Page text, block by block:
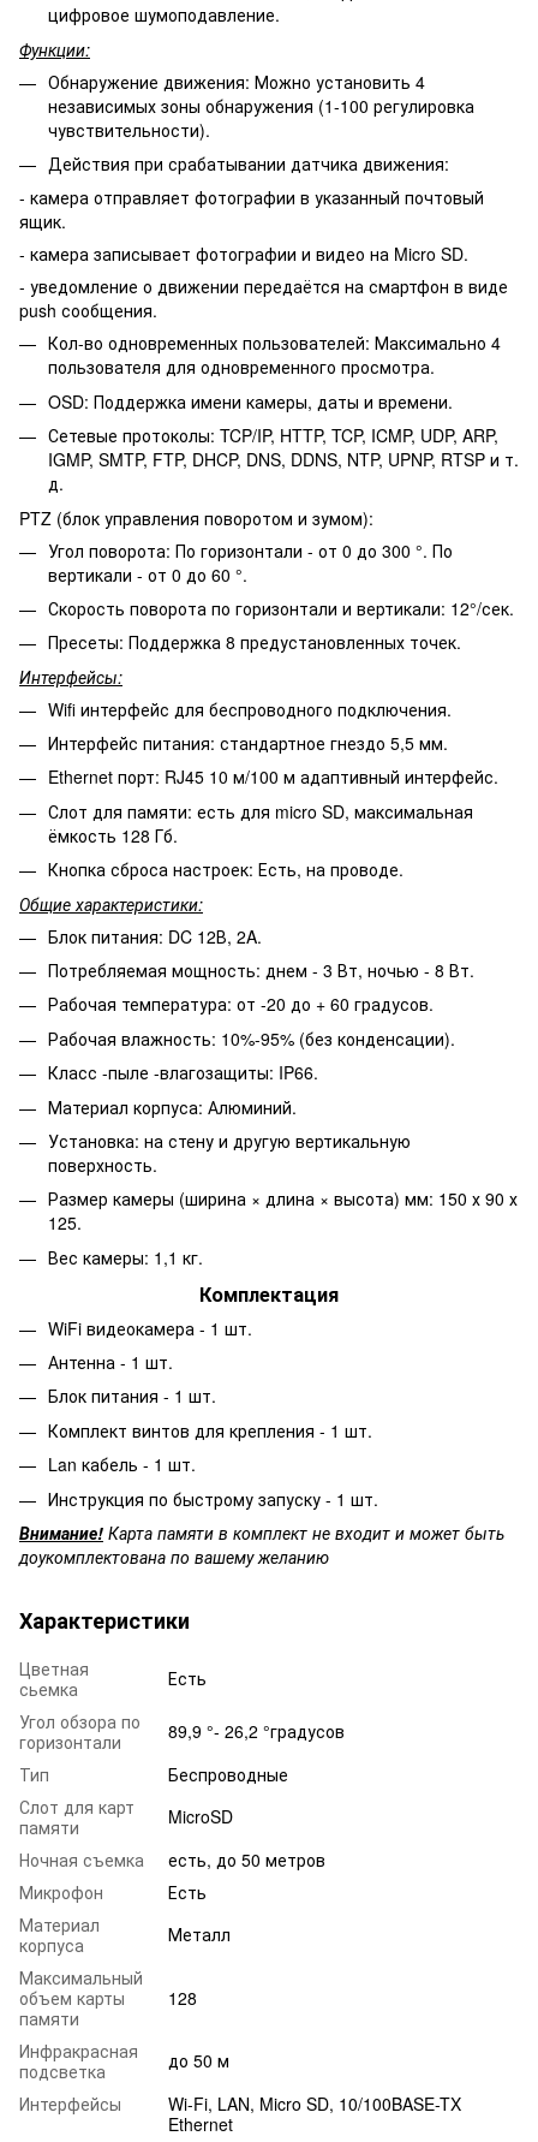
цифровое шумоподавление.
Функции:
Обнаружение движения: Можно установить 4
независимых зоны обнаружения (1-100 регулировка
чувствительности).
Действия при срабатывании датчика движения:
- камера отправляет фотографии в указанный почтовый
ящик.
- камера записывает фотографии и видео на Micro SD.
- уведомление о движении передаётся на смартфон в виде
push сообщения.
Кол-во одновременных пользователей: Максимально 4
пользователя для одновременного просмотра.
OSD: Поддержка имени камеры, даты и времени.
Сетевые протоколы: TCP/IP, HTTP, TCP, ICMP, UDP, ARP,
IGMP, SMTP, FTP, DHCP, DNS, DDNS, NTP, UPNP, RTSP и т.
д.
PTZ (блок управления поворотом и зумом):
Угол поворота: По горизонтали - от 0 до 300 °. По
вертикали - от 0 до 60 °.
Скорость поворота по горизонтали и вертикали: 12°/сек.
Пресеты: Поддержка 8 предустановленных точек.
Интерфейсы:
Wifi интерфейс для беспроводного подключения.
Интерфейс питания: стандартное гнездо 5,5 мм.
Ethernet порт: RJ45 10 м/100 м адаптивный интерфейс.
Слот для памяти: есть для micro SD, максимальная
ёмкость 128 Гб.
Кнопка сброса настроек: Есть, на проводе.
Общие характеристики:
Блок питания: DC 12В, 2A.
Потребляемая мощность: днем - 3 Вт, ночью - 8 Вт.
Рабочая температура: от -20 до + 60 градусов.
Рабочая влажность: 10%-95% (без конденсации).
Класс -пыле -влагозащиты: IP66.
Материал корпуса: Алюминий.
Установка: на стену и другую вертикальную
поверхность.
Размер камеры (ширина × длина × высота) мм: 150 х 90 х
125.
Вес камеры: 1,1 кг.
Комплектация
WiFi видеокамера - 1 шт.
Антенна - 1 шт.
Блок питания - 1 шт.
Комплект винтов для крепления - 1 шт.
Lan кабель - 1 шт.
Инструкция по быстрому запуску - 1 шт.
Внимание! Карта памяти в комплект не входит и может быть
доукомплектована по вашему желанию
Характеристики
Цветная
сьемка
Есть
Угол обзора по
горизонтали
89,9 °- 26,2 °градусов
Тип
Беспроводные
Слот для карт
памяти
MicroSD
Ночная съемка
есть, до 50 метров
Микрофон
Есть
Материал
корпуса
Металл
Максимальный
объем карты
памяти
128
Инфракрасная
подсветка
до 50 м
Интерфейсы
Wi-Fi, LAN, Micro SD, 10/100BASE-TX
Ethernet